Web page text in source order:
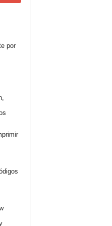
por